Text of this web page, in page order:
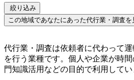
絞り込み
この地域であなたにあった代行業・調査を
代行業・調査は依頼者に代わって
を行う業種です。個人や企業が時
門知識活用などの目的で利用してい